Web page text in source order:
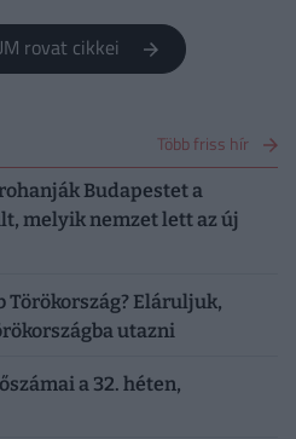
rovat cikkei
Több friss hír
Budapestet a
melyik nemzet lett az új
Törökország? Eláruljuk,
utazni
a 32. héten,